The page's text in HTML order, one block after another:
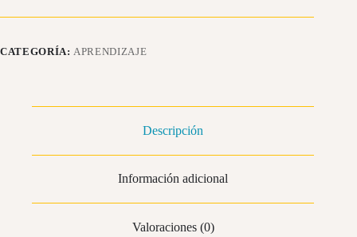
la
práctica
CATEGORÍA:APRENDIZAJE
Descripción
Información adicional
Valoraciones (0)